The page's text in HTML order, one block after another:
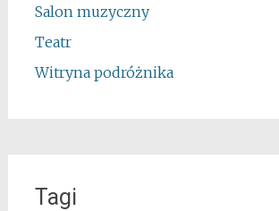
Salon muzyczny
Teatr
Witryna podróżnika
Tagi